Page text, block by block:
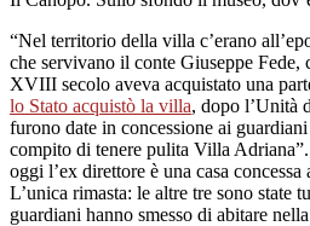
“Nel territorio della villa c’erano
che servivano il conte Giuseppe Fede,
XVIII secolo aveva acquistato una
lo Stato acquistò la villa, dopo l’Unità
furono date in concessione ai
compito di tenere pulita Villa
oggi l’ex direttore è una casa
L’unica rimasta: le altre tre sono state
guardiani hanno smesso di abitare